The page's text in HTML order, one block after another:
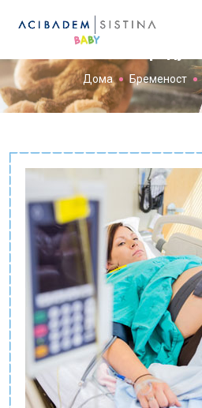
ПЛАНИРАЊЕ БРЕМЕНОСТ
БРЕМЕНОСТ ПО НЕДЕЛИ
БЕБЕ
ДЕТЕ
АЛАТКИ
НОВОСТИ
МАЈКИТЕ РАСКАЖАА
МАЈКИТЕ ПРАШАА
Е-библиотека
Пакети за породување
Дома Бременост